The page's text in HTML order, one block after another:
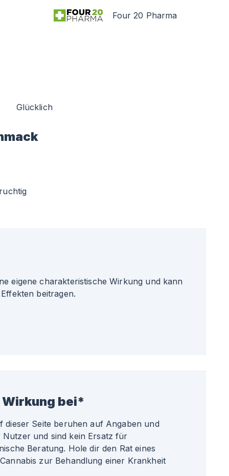
Four 20 Pharma
Glücklich
eigene charakteristische Wirkung und kann
beitragen.
bei*
dieser Seite beruhen auf Angaben und
und sind kein Ersatz für
Beratung. Hole dir den Rat eines
zur Behandlung einer Krankheit